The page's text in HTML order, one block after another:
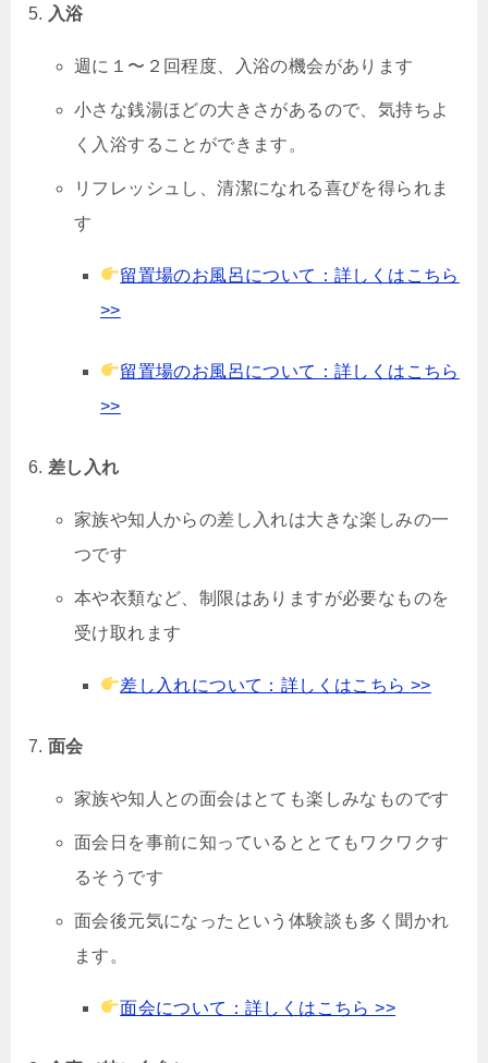
入浴
週に１〜２回程度、入浴の機会があります
小さな銭湯ほどの大きさがあるので、気持ちよ
く入浴することができます。
リフレッシュし、清潔になれる喜びを得られま
す
留置場のお風呂について：詳しくはこちら
>>
留置場のお風呂について：詳しくはこちら
>>
差し入れ
家族や知人からの差し入れは大きな楽しみの一
つです
本や衣類など、制限はありますが必要なものを
受け取れます
差し入れについて：詳しくはこちら >>
面会
家族や知人との面会はとても楽しみなものです
面会日を事前に知っているととてもワクワクす
るそうです
面会後元気になったという体験談も多く聞かれ
ます。
面会について：詳しくはこちら >>